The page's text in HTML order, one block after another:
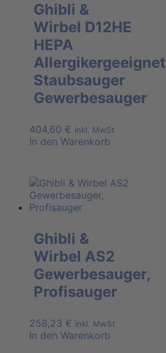
Ghibli &
Wirbel D12HE
HEPA
Allergikergeeignet
Staubsauger
Gewerbesauger
404,60 € inkl. MwSt
In den Warenkorb
Ghibli &
Wirbel AS2
Gewerbesauger,
Profisauger
258,23 € inkl. MwSt
In den Warenkorb